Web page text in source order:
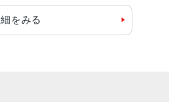
をみる